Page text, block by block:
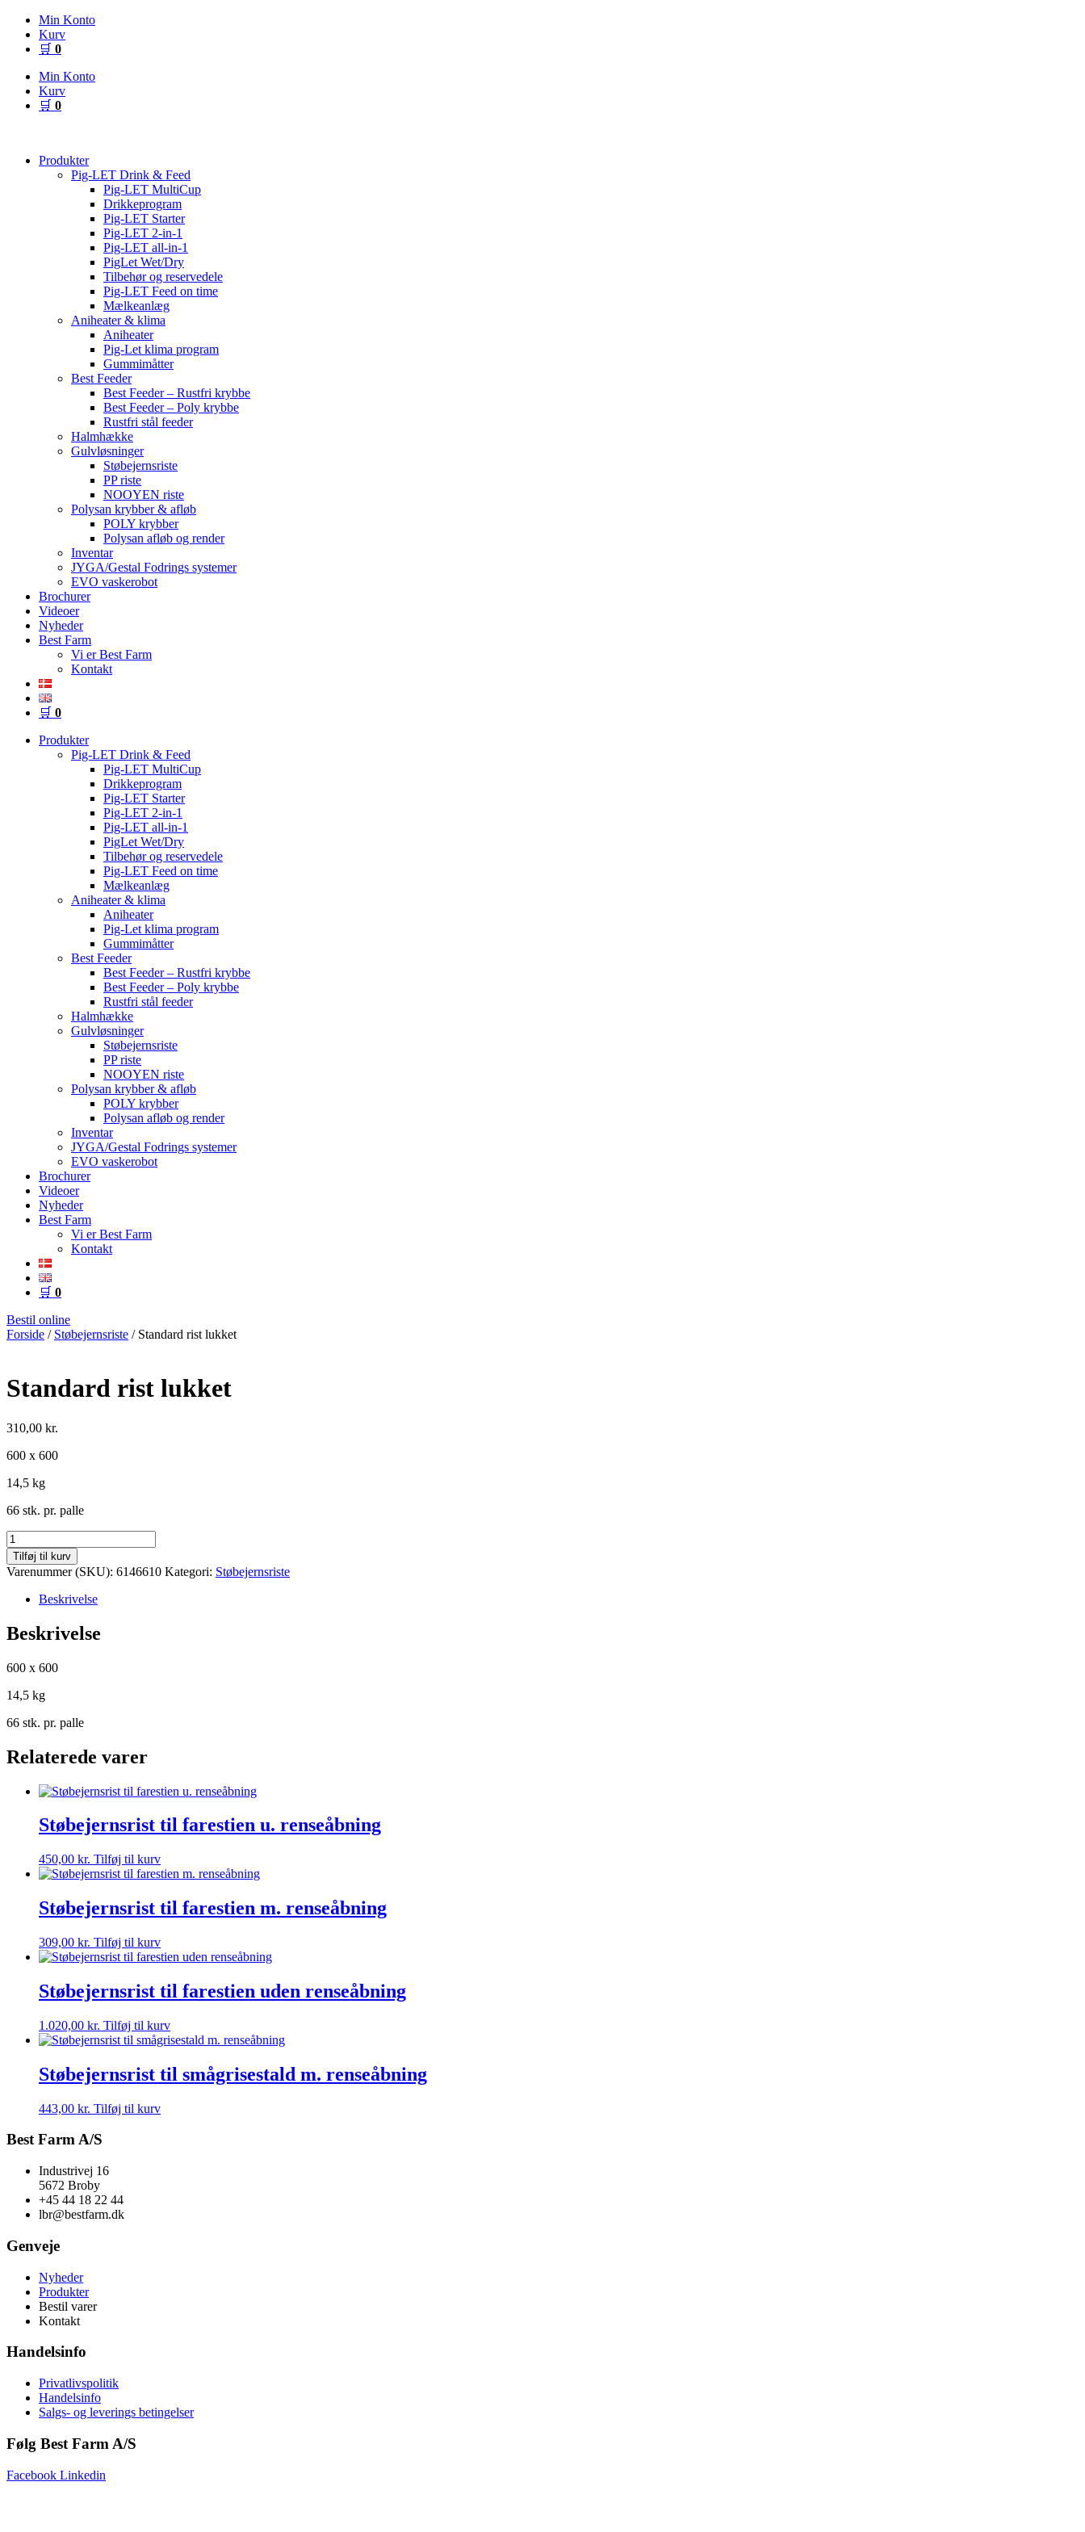
Videre
indhold
Min Konto
Kurv
🛒 0
Min Konto
Kurv
🛒 0
Produkter
Pig-LET Drink & Feed
Pig-LET MultiCup
Drikkeprogram
Pig-LET Starter
Pig-LET 2-in-1
Pig-LET all-in-1
PigLet Wet/Dry
Tilbehør og reservedele
Pig-LET Feed on time
Mælkeanlæg
Aniheater & klima
Aniheater
Pig-Let klima program
Gummimåtter
Best Feeder
Best Feeder – Rustfri krybbe
Best Feeder – Poly krybbe
Rustfri stål feeder
Halmhække
Gulvløsninger
Støbejernsriste
PP riste
NOOYEN riste
Polysan krybber & afløb
POLY krybber
Polysan afløb og render
Inventar
JYGA/Gestal Fodrings systemer
EVO vaskerobot
Brochurer
Videoer
Nyheder
Best Farm
Vi er Best Farm
Kontakt
🛒 0
Produkter
Pig-LET Drink & Feed
Pig-LET MultiCup
Drikkeprogram
Pig-LET Starter
Pig-LET 2-in-1
Pig-LET all-in-1
PigLet Wet/Dry
Tilbehør og reservedele
Pig-LET Feed on time
Mælkeanlæg
Aniheater & klima
Aniheater
Pig-Let klima program
Gummimåtter
Best Feeder
Best Feeder – Rustfri krybbe
Best Feeder – Poly krybbe
Rustfri stål feeder
Halmhække
Gulvløsninger
Støbejernsriste
PP riste
NOOYEN riste
Polysan krybber & afløb
POLY krybber
Polysan afløb og render
Inventar
JYGA/Gestal Fodrings systemer
EVO vaskerobot
Brochurer
Videoer
Nyheder
Best Farm
Vi er Best Farm
Kontakt
🛒 0
Bestil online
Forside / Støbejernsriste / Standard rist lukket
Standard rist lukket
310,00 kr.
600 x 600
14,5 kg
66 stk. pr. palle
Standard
rist
lukket
antal
Tilføj til kurv
Varenummer (SKU): 6146610 Kategori: Støbejernsriste
Beskrivelse
Beskrivelse
600 x 600
14,5 kg
66 stk. pr. palle
Relaterede varer
Støbejernsrist til farestien u. renseåbning
450,00 kr. Tilføj til kurv
Støbejernsrist til farestien m. renseåbning
309,00 kr. Tilføj til kurv
Støbejernsrist til farestien uden renseåbning
1.020,00 kr. Tilføj til kurv
Støbejernsrist til smågrisestald m. renseåbning
443,00 kr. Tilføj til kurv
Best Farm A/S
Industrivej 16
5672 Broby
+45 44 18 22 44
lbr@bestfarm.dk
Genveje
Nyheder
Produkter
Bestil varer
Kontakt
Handelsinfo
Privatlivspolitik
Handelsinfo
Salgs- og leverings betingelser
Følg Best Farm A/S
Facebook Linkedin